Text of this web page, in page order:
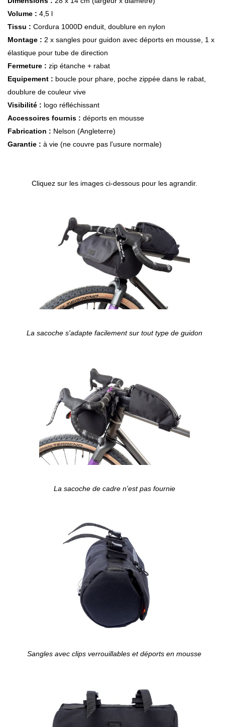
Volume : 4,5 l
Tissu : Cordura 1000D enduit, doublure en nylon
Montage : 2 x sangles pour guidon avec déports en mousse, 1 x
élastique pour tube de direction
Fermeture : zip étanche + rabat
Equipement : boucle pour phare, poche zippée dans le rabat,
doublure de couleur vive
Visibilité : logo réfléchissant
Accessoires fournis : déports en mousse
Fabrication : Nelson (Angleterre)
Garantie : à vie (ne couvre pas l'usure normale)
Cliquez sur les images ci-dessous pour les agrandir.
La sacoche s'adapte facilement sur tout type de guidon
La sacoche de cadre n'est pas fournie
Sangles avec clips verrouillables et déports en mousse